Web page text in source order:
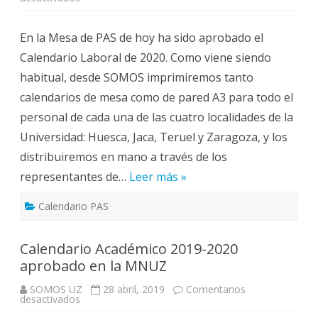
Laboral
de
2020
En la Mesa de PAS de hoy ha sido aprobado el
Calendario Laboral de 2020. Como viene siendo
habitual, desde SOMOS imprimiremos tanto
calendarios de mesa como de pared A3 para todo el
personal de cada una de las cuatro localidades de la
Universidad: Huesca, Jaca, Teruel y Zaragoza, y los
distribuiremos en mano a través de los
representantes de… Leer más »
Calendario PAS
Calendario Académico 2019-2020
aprobado en la MNUZ
SOMOS UZ 28 abril, 2019 Comentarios
desactivados